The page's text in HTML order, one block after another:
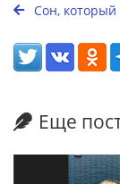
Сон, который
Еще